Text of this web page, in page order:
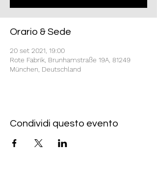
Orario & Sede
20 set 2021, 19:00
Rote Fabrik, Brunhamstraße 19A, 81249
München, Deutschland
Condividi questo evento